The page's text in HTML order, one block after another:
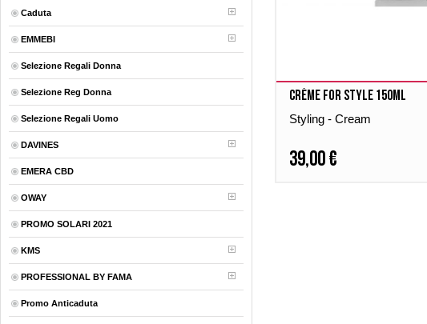
Caduta
EMMEBI
Selezione Regali Donna
Selezione Reg Donna
Selezione Regali Uomo
DAVINES
EMERA CBD
OWAY
PROMO SOLARI 2021
KMS
PROFESSIONAL BY FAMA
Promo Anticaduta
Crème for Style 150ml
Styling - Cream
39,00 €